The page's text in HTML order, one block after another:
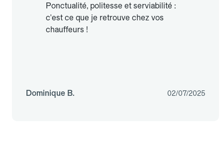
Ponctualité, politesse et serviabilité :
c'est ce que je retrouve chez vos
chauffeurs !
Dominique B. 02/07/2025